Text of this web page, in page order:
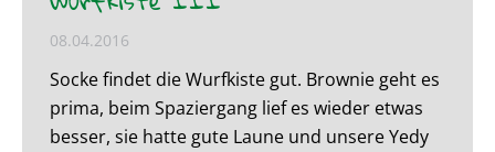
08.04.2016
Socke findet die Wurfkiste gut. Brownie geht es
prima, beim Spaziergang lief es wieder etwas
besser, sie hatte gute Laune und unsere Yedy